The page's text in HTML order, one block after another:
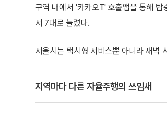
구역 내에서 '카카오T' 호출앱을 통해 탑
서 7대로 늘렸다.
서울시는 택시형 서비스뿐 아니라 새벽
지역마다 다른 자율주행의 쓰임새